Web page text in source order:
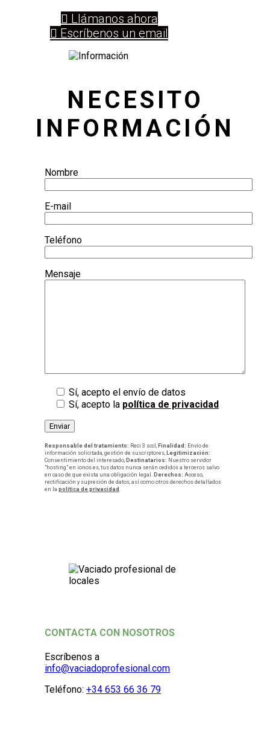
Llámanos ahora
Escríbenos un email
NECESITO
INFORMACIÓN
Nombre
E-mail
Teléfono
Mensaje
Sí, acepto el envío de datos
Sí, acepto la política de privacidad
Responsable del tratamiento: Reci 3 sccl, Finalidad: Envío de
información solicitada, gestión de suscriptores,
Legitimización:
Consentimiento del interesado, Destinatarios: Nuestro servidor
"hosting" en ionos.es, tus datos nunca serán cedidos a terceros salvo
en caso de que exista una obligación legal.
Derechos: Acceso,
rectificación y supresión de datos, así como otros derechos detallados
en la política de privacidad
CONTACTA CON NOSOTROS
Escríbenos a
info@vaciadoprofesional.com
Teléfono: +34 653 66 36 79